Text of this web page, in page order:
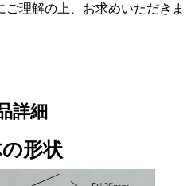
理解の上、お求めいただきま
詳細
形状